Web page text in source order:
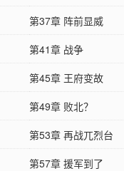
第37章 阵前显威
第41章 战争
第45章 王府变故
第49章 败北？
第53章 再战兀烈台
第57章 援军到了